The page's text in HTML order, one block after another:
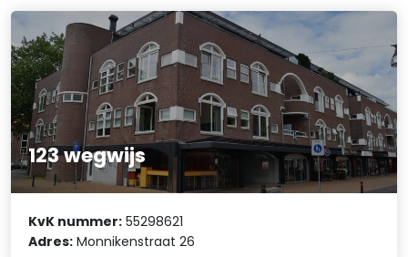
123 wegwijs
KvK nummer: 55298621
Adres: Monnikenstraat 26